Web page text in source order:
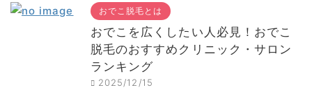
おでこ脱毛とは
おでこを広くしたい人必見！おでこ
脱毛のおすすめクリニック・サロン
ランキング
2025/12/15